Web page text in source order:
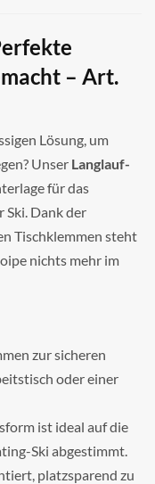
– Art.
Lösung, um
Unser Langlauf-
für das
Ski. Dank der
Tischklemmen steht
nichts mehr im
zur sicheren
oder einer
ist ideal auf die
Ski abgestimmt.
platzsparend zu